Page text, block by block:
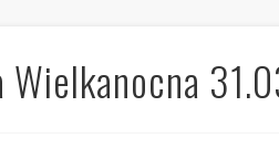
Wielkanocna